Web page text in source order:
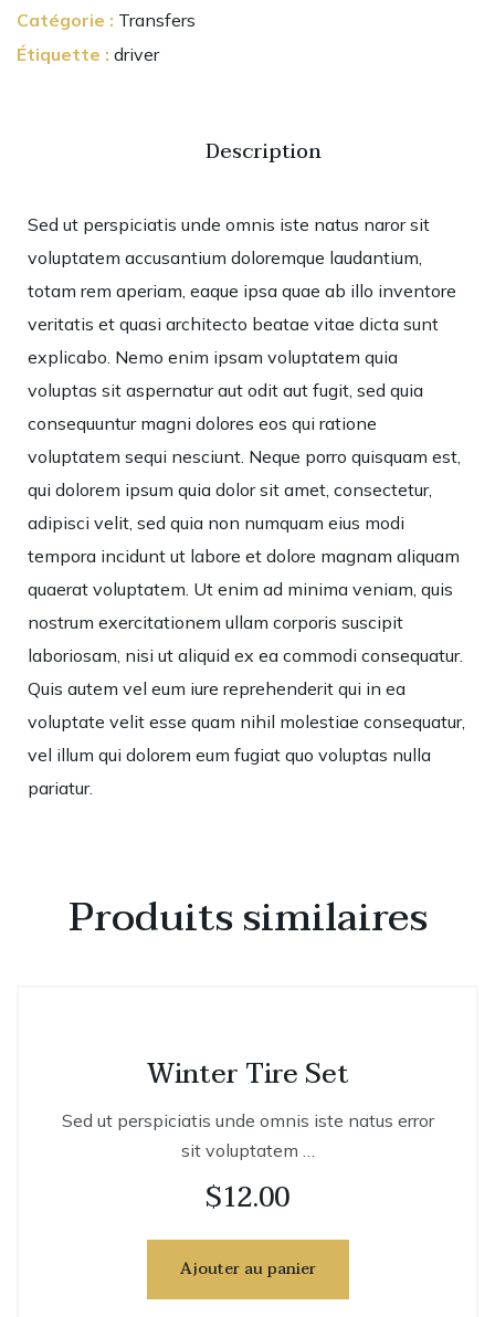
Catégorie : Transfers
Étiquette : driver
Description
Sed ut perspiciatis unde omnis iste natus naror sit
voluptatem accusantium doloremque laudantium,
totam rem aperiam, eaque ipsa quae ab illo inventore
veritatis et quasi architecto beatae vitae dicta sunt
explicabo. Nemo enim ipsam voluptatem quia
voluptas sit aspernatur aut odit aut fugit, sed quia
consequuntur magni dolores eos qui ratione
voluptatem sequi nesciunt. Neque porro quisquam est,
qui dolorem ipsum quia dolor sit amet, consectetur,
adipisci velit, sed quia non numquam eius modi
tempora incidunt ut labore et dolore magnam aliquam
quaerat voluptatem. Ut enim ad minima veniam, quis
nostrum exercitationem ullam corporis suscipit
laboriosam, nisi ut aliquid ex ea commodi consequatur.
Quis autem vel eum iure reprehenderit qui in ea
voluptate velit esse quam nihil molestiae consequatur,
vel illum qui dolorem eum fugiat quo voluptas nulla
pariatur.
Produits similaires
Winter Tire Set
Sed ut perspiciatis unde omnis iste natus error
sit voluptatem …
$12.00
Ajouter au panier